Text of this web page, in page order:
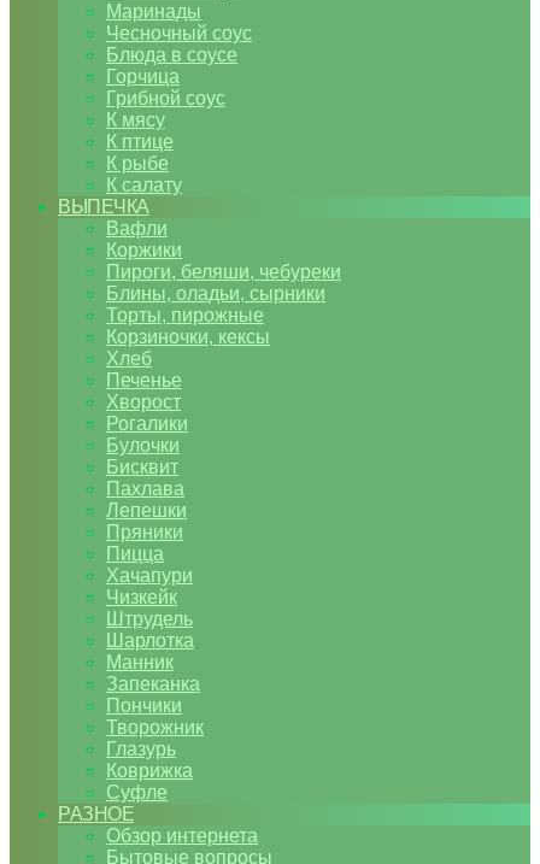
Маринады
Чесночный соус
Блюда в соусе
Горчица
Грибной соус
К мясу
К птице
К рыбе
К салату
ВЫПЕЧКА
Вафли
Коржики
Пироги, беляши, чебуреки
Блины, оладьи, сырники
Торты, пирожные
Корзиночки, кексы
Хлеб
Печенье
Хворост
Рогалики
Булочки
Бисквит
Пахлава
Лепешки
Пряники
Пицца
Хачапури
Чизкейк
Штрудель
Шарлотка
Манник
Запеканка
Пончики
Творожник
Глазурь
Коврижка
Суфле
РАЗНОЕ
Обзор интернета
Бытовые вопросы